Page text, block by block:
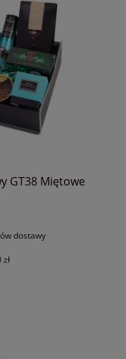
GT38 Miętowe
dostawy